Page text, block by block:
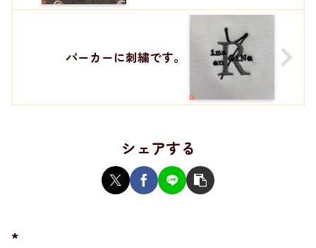
パーカーに刺繍です。
シェアする
*